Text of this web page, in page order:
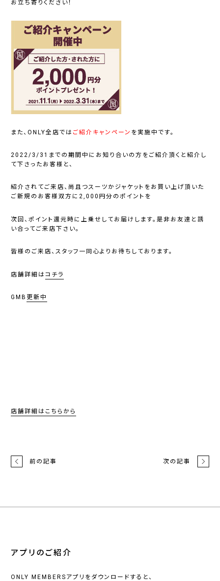
お立ち寄りください！
また、ONLY全店では ご紹介キャンペーン を実施中です。
2022/3/31までの期間中にお知り合いの方をご紹介頂くと紹介し
て下さったお客様と、
紹介されてご来店、尚且つスーツかジャケットをお買い上げ頂いた
ご新規のお客様双方に2,000円分のポイントを
次回、ポイント還元時に上乗せしてお届けします。是非お友達と誘
い合ってご来店下さい。
皆様のご来店、スタッフ一同心よりお待ちしております。
店舗詳細はコチラ
GMB 更新中
店舗詳細はこちらから
前の記事 次の記事
アプリのご紹介
ONLY MEMBERSアプリをダウンロードすると、